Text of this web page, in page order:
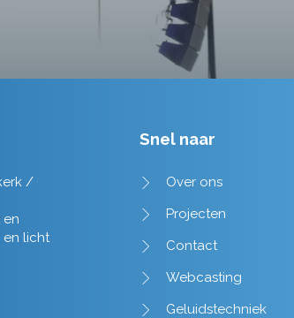
/
en
en licht
Snel naar
Over ons
Projecten
Contact
Webcasting
Geluidstechniek